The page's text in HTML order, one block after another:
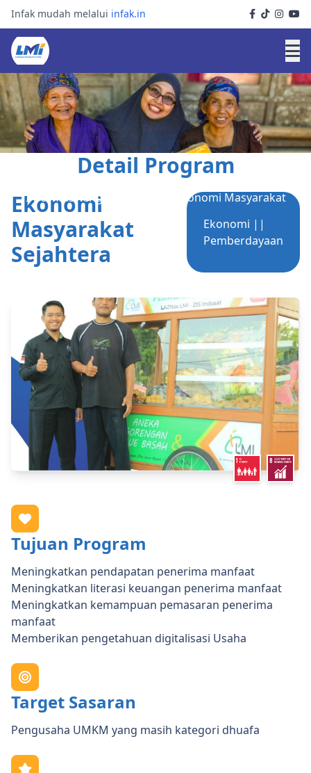
Infak mudah melalui infak.in
Detail Program
Informasi lengkap program Ekonomi Masyarakat
Ekonomi
Masyarakat
Sejahtera
Ekonomi ||
Pemberdayaan
Tujuan Program
Meningkatkan pendapatan penerima manfaat
Meningkatkan literasi keuangan penerima manfaat
Meningkatkan kemampuan pemasaran penerima
manfaat
Memberikan pengetahuan digitalisasi Usaha
Target Sasaran
Pengusaha UMKM yang masih kategori dhuafa